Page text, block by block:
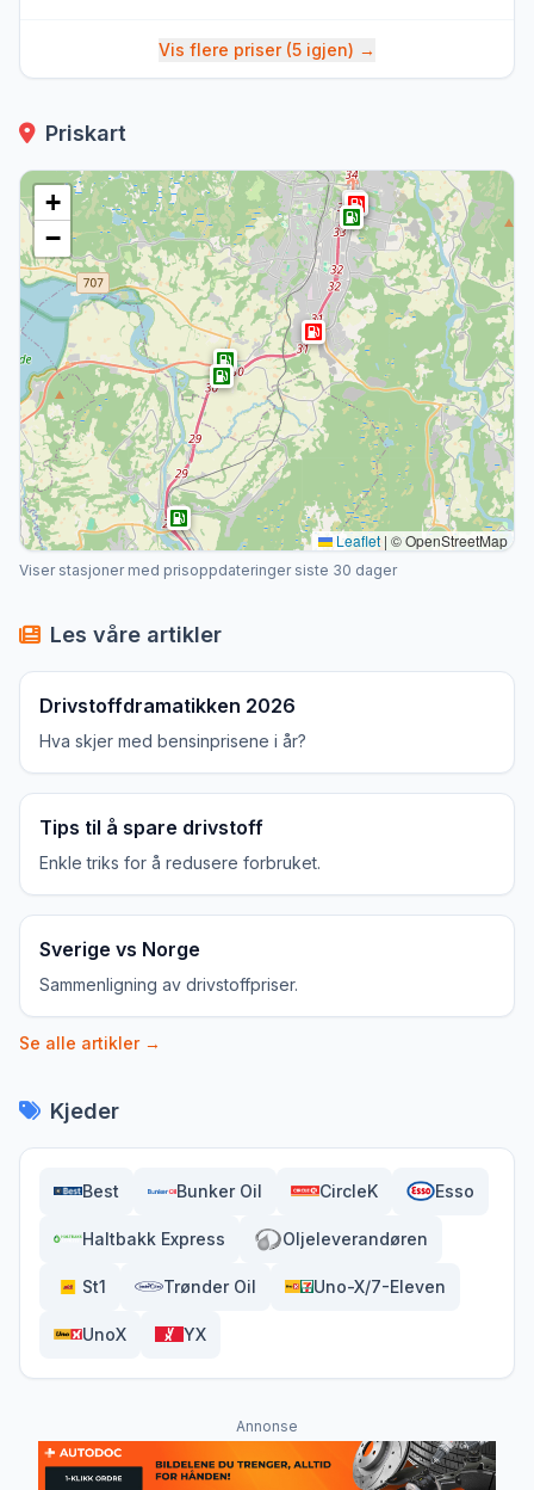
Vis flere priser (5 igjen) →
Priskart
+
−
Leaflet | © OpenStreetMap
Viser stasjoner med prisoppdateringer siste 30 dager
Les våre artikler
Drivstoffdramatikken 2026
Hva skjer med bensinprisene i år?
Tips til å spare drivstoff
Enkle triks for å redusere forbruket.
Sverige vs Norge
Sammenligning av drivstoffpriser.
Se alle artikler →
Kjeder
Best Bunker Oil CircleK Esso
Haltbakk Express Oljeleverandøren
St1 Trønder Oil Uno-X/7-Eleven
UnoX YX
Annonse